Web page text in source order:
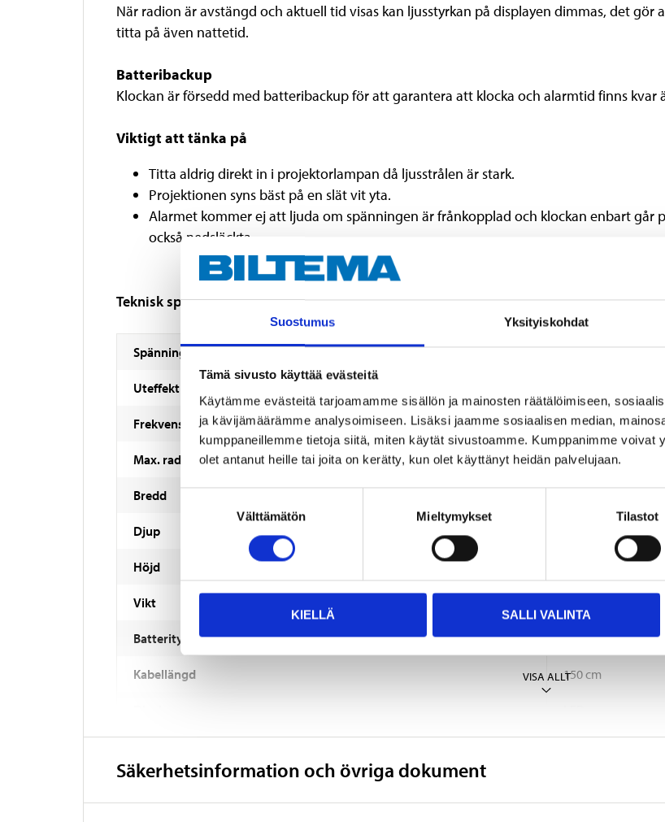
Suostumus Yksityiskohdat
Tämä sivusto käyttää evästeitä
Käytämme evästeitä tarjoamamme sisällön ja mainosten räätälöimiseen,
ja kävijämäärämme analysoimiseen. Lisäksi jaamme sosiaalisen median,
kumppaneillemme tietoja siitä, miten käytät sivustoamme. Kumppanimme voivat
olet antanut heille tai joita on kerätty, kun olet käyttänyt heidän palvelujaan.
Välttämätön Mieltymykset Tilastot
KIELLÄ SALLI VALINTA
När radion är avstängd och aktuell tid visas kan ljusstyrkan på displayen dimmas, det gör
titta på även nattetid.
Batteribackup
Klockan är försedd med batteribackup för att garantera att klocka och alarmtid finns
Viktigt att tänka på
Titta aldrig direkt in i projektorlampan då ljusstrålen är stark.
Projektionen syns bäst på en slät vit yta.
Alarmet kommer ej att ljuda om spänningen är frånkopplad och klockan enbart går
också nedsläckta.
Teknisk specifikation
Spänning 230 V
Uteffekt
Frekvensband 87,5–108 MHz
Max. radiofrekvenseffekt 0 dB
Bredd
Djup
Höjd
Vikt
Batterityp 2 x 1,5 V AAA-
Kabellängd 150 cm
Märkning
VISA ALLT
Säkerhetsinformation och övriga dokument